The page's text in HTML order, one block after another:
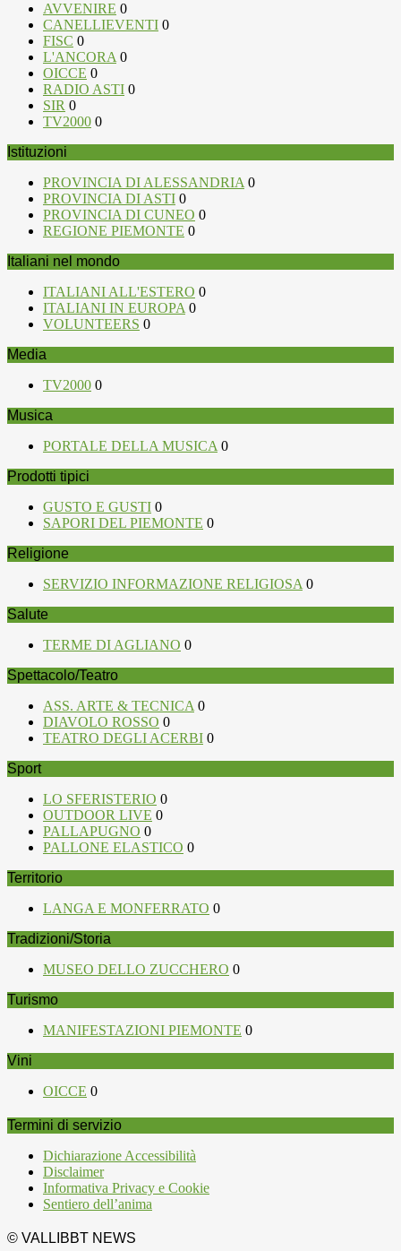
AVVENIRE 0
CANELLIEVENTI 0
FISC 0
L'ANCORA0
OICCE 0
RADIO ASTI 0
SIR 0
TV2000 0
Istituzioni
PROVINCIA DI ALESSANDRIA0
PROVINCIA DI ASTI 0
PROVINCIA DI CUNEO 0
REGIONE PIEMONTE 0
Italiani nel mondo
ITALIANI ALL'ESTERO 0
ITALIANI IN EUROPA0
VOLUNTEERS 0
Media
TV2000 0
Musica
PORTALE DELLA MUSICA0
Prodotti tipici
GUSTO E GUSTI 0
SAPORI DEL PIEMONTE 0
Religione
SERVIZIO INFORMAZIONE RELIGIOSA0
Salute
TERME DI AGLIANO 0
Spettacolo/Teatro
ASS. ARTE & TECNICA0
DIAVOLO ROSSO 0
TEATRO DEGLI ACERBI 0
Sport
LO SFERISTERIO 0
OUTDOOR LIVE 0
PALLAPUGNO 0
PALLONE ELASTICO 0
Territorio
LANGA E MONFERRATO 0
Tradizioni/Storia
MUSEO DELLO ZUCCHERO 0
Turismo
MANIFESTAZIONI PIEMONTE 0
Vini
OICCE 0
Termini di servizio
Dichiarazione Accessibilità
Disclaimer
Informativa Privacy e Cookie
Sentiero dell’anima
© VALLIBBT NEWS